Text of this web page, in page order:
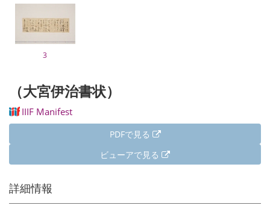
3
（大宮伊治書状）
IIIF Manifest
PDFで見る
ビューアで見る
詳細情報